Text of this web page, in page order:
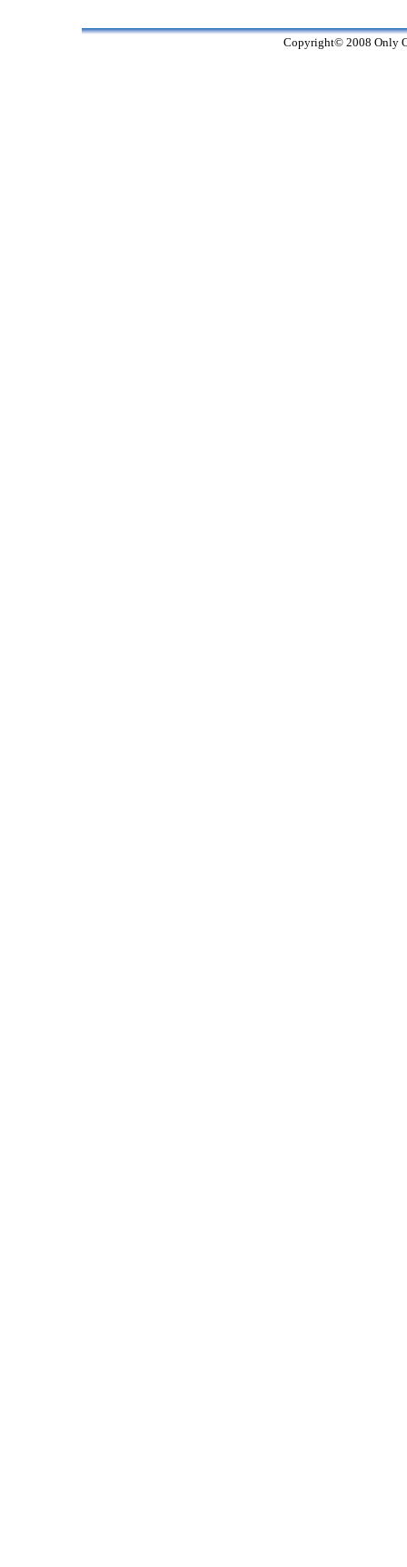
Copyright© 2008 Only